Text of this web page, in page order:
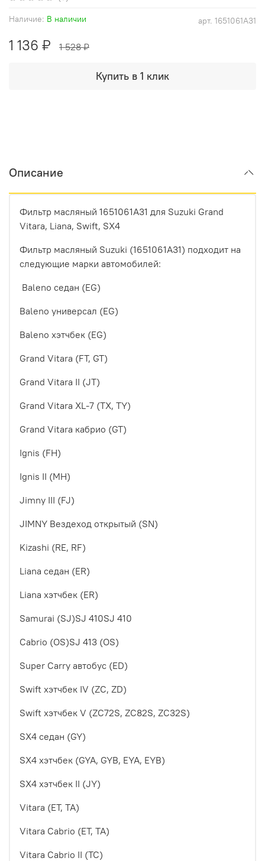
арт. 1651061A31
Наличие: В наличии
1 136 ₽ 1 528 ₽
Купить в 1 клик
Описание
Фильтр масляный 1651061A31 для Suzuki Grand
Vitara, Liana, Swift, SX4
Фильтр масляный Suzuki (1651061A31) подходит на
следующие марки автомобилей:
Baleno седан (EG)
Baleno универсал (EG)
Baleno хэтчбек (EG)
Grand Vitara (FT, GT)
Grand Vitara II (JT)
Grand Vitara XL-7 (TX, TY)
Grand Vitara кабрио (GT)
Ignis (FH)
Ignis II (MH)
Jimny III (FJ)
JIMNY Вездеход открытый (SN)
Kizashi (RE, RF)
Liana седан (ER)
Liana хэтчбек (ER)
Samurai (SJ)SJ 410SJ 410
Cabrio (OS)SJ 413 (OS)
Super Carry автобус (ED)
Swift хэтчбек IV (ZC, ZD)
Swift хэтчбек V (ZC72S, ZC82S, ZC32S)
SX4 седан (GY)
SX4 хэтчбек (GYA, GYB, EYA, EYB)
SX4 хэтчбек II (JY)
Vitara (ET, TA)
Vitara Cabrio (ET, TA)
Vitara Cabrio II (TC)